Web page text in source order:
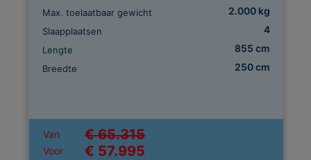
Max. toelaatbaar gewicht 2.000 kg
Slaapplaatsen 4
Lengte 855 cm
Breedte 250 cm
Van € 65.315
Voor € 57.995